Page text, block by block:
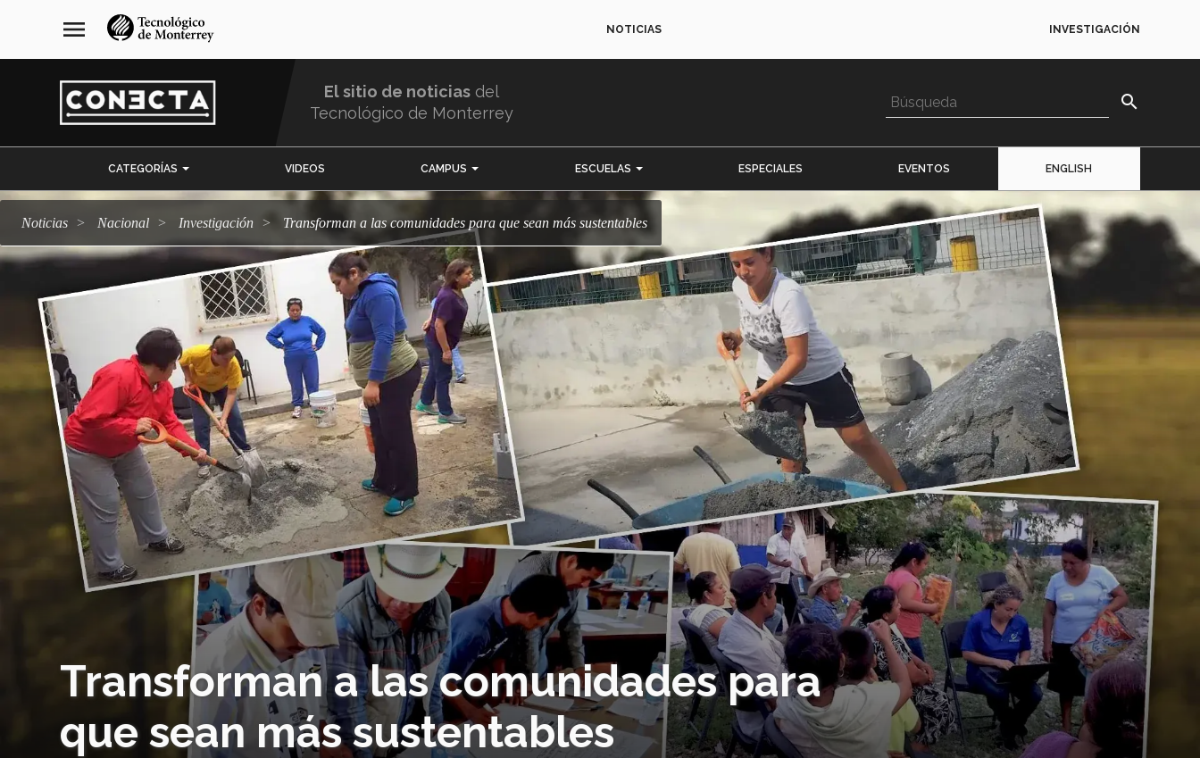
navegación
principal
menu NOTICIAS INVESTIGACIÓN
El sitio de noticias del
Tecnológico de Monterrey
search
CATEGORÍAS VIDEOS CAMPUS ESCUELAS ESPECIALES EVENTOS ENGLISH
Noticias Nacional Investigación Transforman a las comunidades para que sean más sustentables
Transforman a las comunidades para
que sean más sustentables